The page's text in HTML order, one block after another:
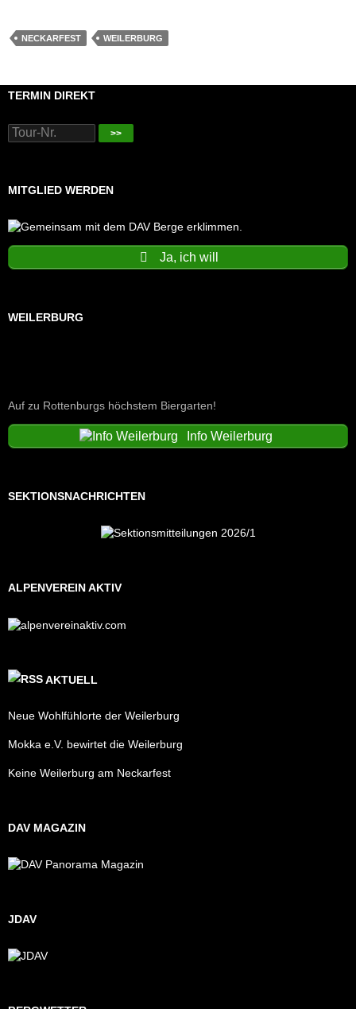
NECKARFEST WEILERBURG
TERMIN DIREKT
>>
MITGLIED WERDEN
Ja, ich will
WEILERBURG
Auf zu Rottenburgs höchstem Biergarten!
Info Weilerburg
SEKTIONSNACHRICHTEN
ALPENVEREIN AKTIV
AKTUELL
Neue Wohlfühlorte der Weilerburg
Mokka e.V. bewirtet die Weilerburg
Keine Weilerburg am Neckarfest
DAV MAGAZIN
JDAV